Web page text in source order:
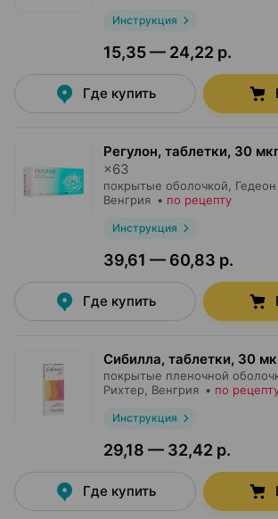
Инструкция
15,35 — 24,22 р.
Где купить
Регулон, таблетки, 30
×63
покрытые оболочкой,
Венгрия • по рецепту
Инструкция
39,61 — 60,83 р.
Где купить
Сибилла, таблетки, 30
покрытые пленочной
Рихтер , Венгрия • по
Инструкция
29,18 — 32,42 р.
Где купить